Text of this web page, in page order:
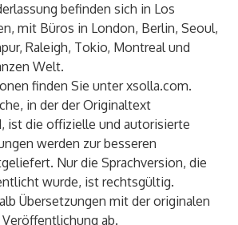
befinden sich in Los
mit Büros in London, Berlin, Seoul,
Raleigh, Tokio, Montreal und
Welt.
finden Sie unterxsolla.com.
in der der Originaltext
ist die offizielle und autorisierte
werden zur besseren
Nur die Sprachversion, die
wurde, ist rechtsgültig.
Übersetzungen mit der originalen
ab.